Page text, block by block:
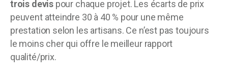
trois devis pour chaque projet. Les écarts de prix
peuvent atteindre 30 à 40 % pour une même
prestation selon les artisans. Ce n’est pas toujours
le moins cher qui offre le meilleur rapport
qualité/prix.